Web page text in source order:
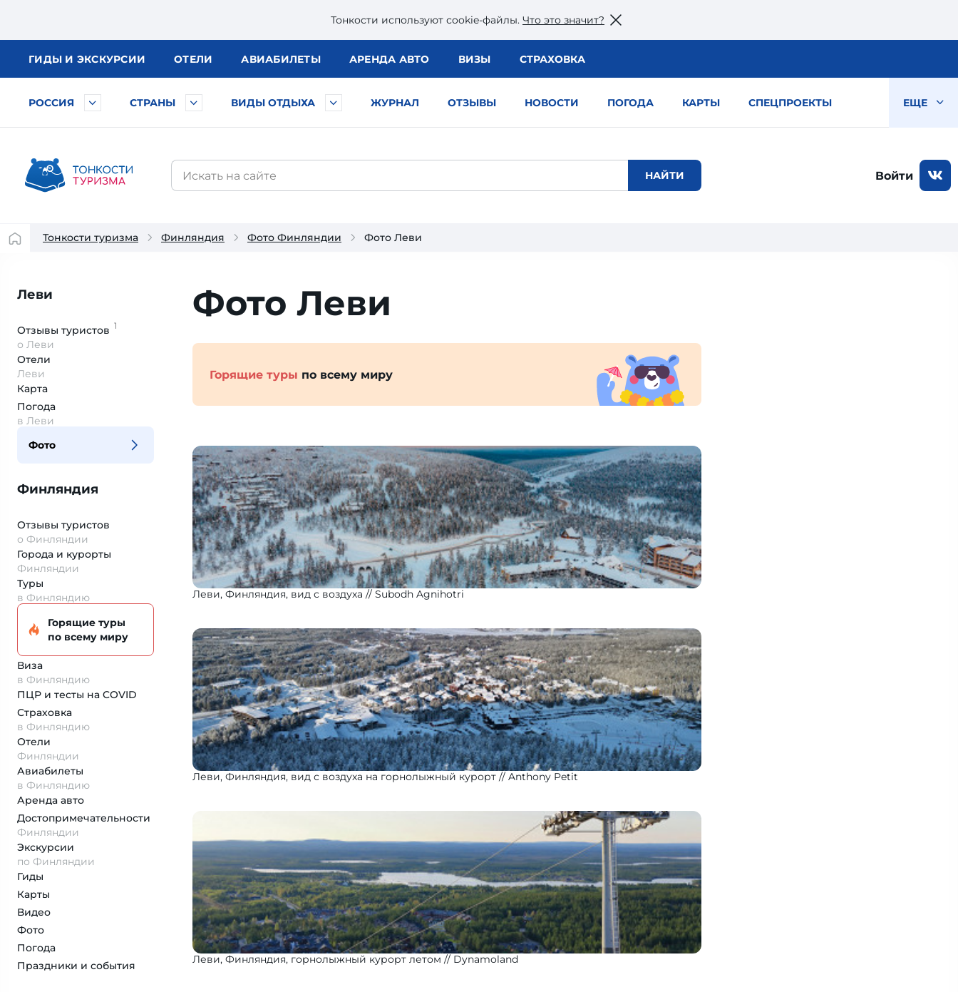
Тонкости используют сookie-файлы. Что это значит?
ГИДЫ И ЭКСКУРСИИ ОТЕЛИ АВИАБИЛЕТЫ АРЕНДА АВТО ВИЗЫ СТРАХОВКА
РОССИЯ СТРАНЫ ВИДЫ ОТДЫХА ЖУРНАЛ ОТЗЫВЫ НОВОСТИ ПОГОДА КАРТЫ СПЕЦПРОЕКТЫ ЕЩЕ
Войти
Тонкости туризма Финляндия Фото Финляндии Фото Леви
Леви
Отзывы туристов 1
о Леви
Отели
Леви
Карта
Погода
в Леви
Фото
Финляндия
Отзывы туристов
о Финляндии
Города и курорты
Финляндии
Туры
в Финляндию
Горящие туры
по всему миру
Виза
в Финляндию
ПЦР и тесты на COVID
Страховка
в Финляндию
Отели
Финляндии
Авиабилеты
в Финляндию
Аренда авто
Достопримеча­тельности
Финляндии
Экскурсии
по Финляндии
Гиды
Карты
Видео
Фото
Погода
Праздники и события
Фото Леви
Горящие туры по всему миру
Леви, Финляндия, вид с воздуха Subodh Agnihotri
Леви, Финляндия, вид с воздуха на горнолыжный курорт Anthony Petit
Леви, Финляндия, горнолыжный курорт летом Dynamoland